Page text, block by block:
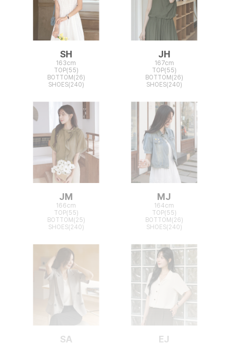
SH
163cm
TOP(55)
BOTTOM(26)
SHOES(240)
JH
167cm
TOP(55)
BOTTOM(26)
SHOES(240)
JM
166cm
TOP(55)
BOTTOM(25)
SHOES(240)
MJ
164cm
TOP(55)
BOTTOM(26)
SHOES(240)
SA EJ